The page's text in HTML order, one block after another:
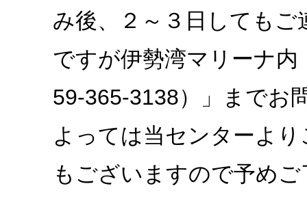
み後、２～３日しても
ですが伊勢湾マリーナ
59-365-3138）」までお
よっては当センターよ
もございますので予め